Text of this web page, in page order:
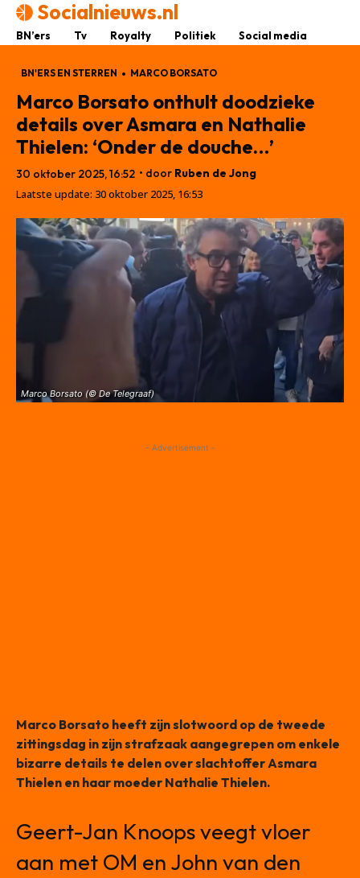
Socialnieuws.nl
BN’ers Tv Royalty Politiek Social media
BN'ERS EN STERREN MARCO BORSATO
Marco Borsato onthult doodzieke
details over Asmara en Nathalie
Thielen: ‘Onder de douche…’
30 oktober 2025, 16:52 • door Ruben de Jong
Laatste update: 30 oktober 2025, 16:53
Marco Borsato (© De Telegraaf)
- Advertisement -
Marco Borsato heeft zijn slotwoord op de tweede
zittingsdag in zijn strafzaak aangegrepen om enkele
bizarre details te delen over slachtoffer Asmara
Thielen en haar moeder Nathalie Thielen.
Geert-Jan Knoops veegt vloer
aan met OM en John van den